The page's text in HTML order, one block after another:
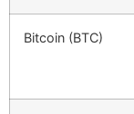
Bitcoin (BTC)